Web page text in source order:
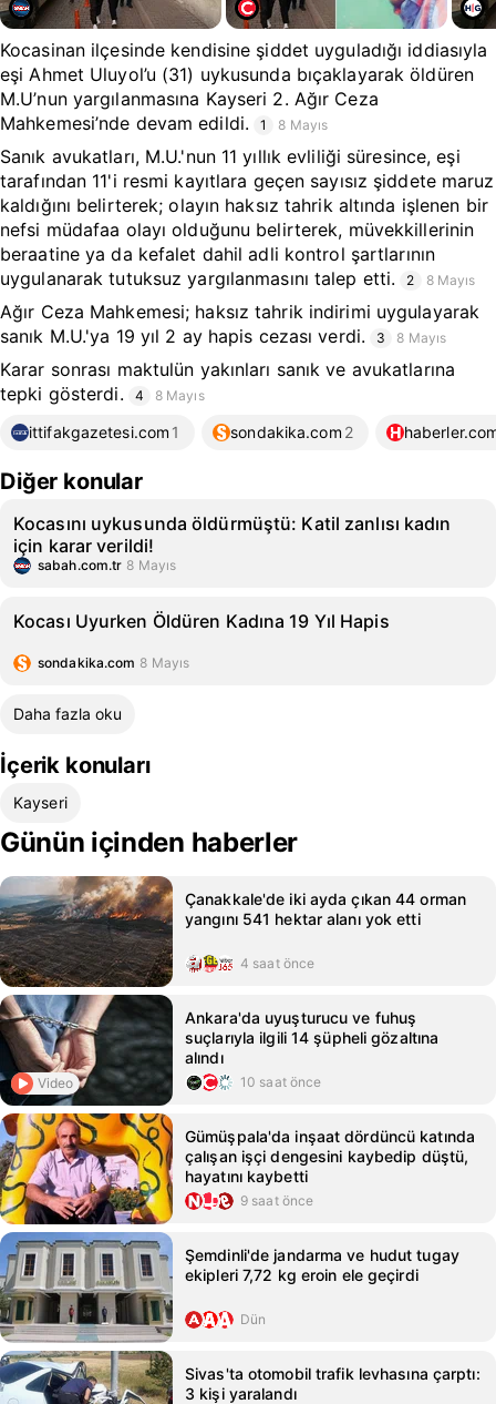
Kocasinan ilçesinde kendisine şiddet uyguladığı iddiasıyla
eşi Ahmet Uluyol’u (31) uykusunda bıçaklayarak öldüren
M.U’nun yargılanmasına Kayseri 2. Ağır Ceza
Mahkemesi’nde devam edildi.
1 8 Mayıs
Sanık avukatları, M.U.'nun 11 yıllık evliliği süresince, eşi
tarafından 11'i resmi kayıtlara geçen sayısız şiddete maruz
kaldığını belirterek; olayın haksız tahrik altında işlenen bir
nefsi müdafaa olayı olduğunu belirterek, müvekkillerinin
beraatine ya da kefalet dahil adli kontrol şartlarının
uygulanarak tutuksuz yargılanmasını talep etti.
2 8 Mayıs
Ağır Ceza Mahkemesi; haksız tahrik indirimi uygulayarak
sanık M.U.'ya 19 yıl 2 ay hapis cezası verdi.
3 8 Mayıs
Karar sonrası maktulün yakınları sanık ve avukatlarına
tepki gösterdi.
4 8 Mayıs
ittifakgazetesi.com 1 sondakika.com 2
Diğer konular
Kocasını uykusunda öldürmüştü: Katil zanlısı kadın
için karar verildi!
sabah.com.tr 8 Mayıs
Kocası Uyurken Öldüren Kadına 19 Yıl Hapis
sondakika.com 8 Mayıs
Daha fazla oku
İçerik konuları
Kayseri
Günün içinden haberler
Çanakkale'de iki ayda çıkan 44 orman
yangını 541 hektar alanı yok etti
4 saat önce
Video
Ankara'da uyuşturucu ve fuhuş
suçlarıyla ilgili 14 şüpheli gözaltına
alındı
10 saat önce
Gümüşpala'da inşaat dördüncü katında
çalışan işçi dengesini kaybedip düştü,
hayatını kaybetti
9 saat önce
Şemdinli'de jandarma ve hudut tugay
ekipleri 7,72 kg eroin ele geçirdi
Dün
Sivas'ta otomobil trafik levhasına çarptı:
3 kişi yaralandı